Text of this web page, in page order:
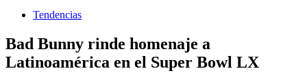
Tendencias
Bad Bunny rinde homenaje a
Latinoamérica en el Super Bowl LX